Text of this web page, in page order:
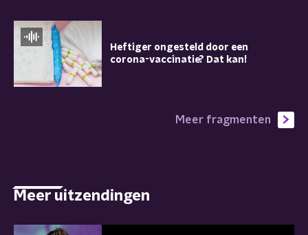
Heftiger ongesteld door een
corona-vaccinatie? Dat kan!
Meer fragmenten
Meer uitzendingen